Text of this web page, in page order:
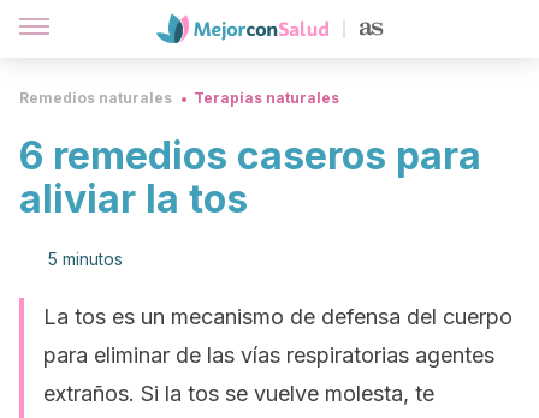
Remedios naturales Terapias naturales
6 remedios caseros para
aliviar la tos
5 minutos
La tos es un mecanismo de defensa del cuerpo
para eliminar de las vías respiratorias agentes
extraños. Si la tos se vuelve molesta, te